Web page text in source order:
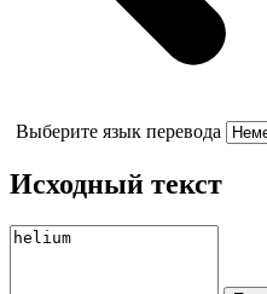
Выберите язык перевода
Исходный текст